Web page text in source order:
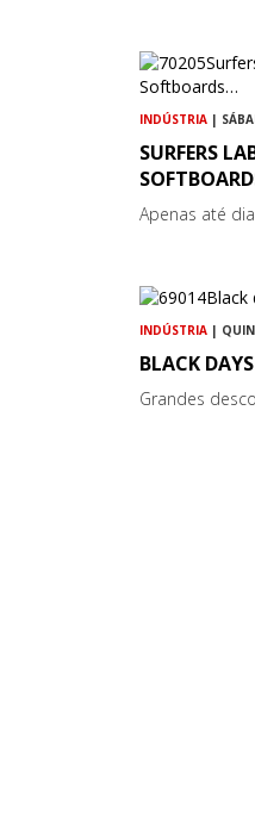
INDÚSTRIA |
SURFERS
Apenas até
INDÚSTRIA |
BLACK
Grandes